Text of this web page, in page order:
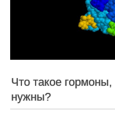
Что такое
нужны?